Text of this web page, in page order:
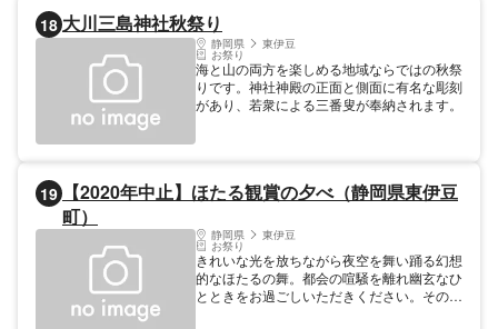
18 大川三島神社秋祭り
静岡県 東伊豆
お祭り
海と山の両方を楽しめる地域ならではの秋祭
りです。神社神殿の正面と側面に有名な彫刻
があり、若衆による三番叟が奉納されます。
19
【2020年中止】ほたる観賞の夕べ（静岡県東伊豆
町）
静岡県 東伊豆
お祭り
きれいな光を放ちながら夜空を舞い踊る幻想
的なほたるの舞。都会の喧騒を離れ幽玄なひ
とときをお過ごしいただきください。その